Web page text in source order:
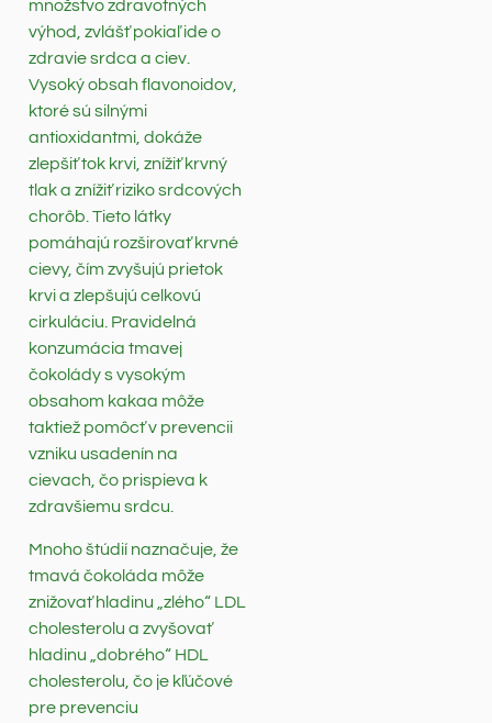
množstvo zdravotných
výhod, zvlášť pokiaľ ide o
zdravie srdca a ciev.
Vysoký obsah flavonoidov,
ktoré sú silnými
antioxidantmi, dokáže
zlepšiť tok krvi, znížiť krvný
tlak a znížiť riziko srdcových
chorôb. Tieto látky
pomáhajú rozširovať krvné
cievy, čím zvyšujú prietok
krvi a zlepšujú celkovú
cirkuláciu. Pravidelná
konzumácia tmavej
čokolády s vysokým
obsahom kakaa môže
taktiež pomôcť v prevencii
vzniku usadenín na
cievach, čo prispieva k
zdravšiemu srdcu.
Mnoho štúdií naznačuje, že
tmavá čokoláda môže
znižovať hladinu „zlého“ LDL
cholesterolu a zvyšovať
hladinu „dobrého“ HDL
cholesterolu, čo je kľúčové
pre prevenciu